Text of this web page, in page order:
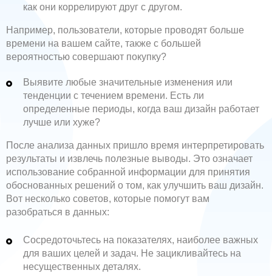
как они коррелируют друг с другом.
Например, пользователи, которые проводят больше
времени на вашем сайте, также с большей
вероятностью совершают покупку?
Выявите любые значительные изменения или
тенденции с течением времени. Есть ли
определенные периоды, когда ваш дизайн работает
лучше или хуже?
После анализа данных пришло время интерпретировать
результаты и извлечь полезные выводы. Это означает
использование собранной информации для принятия
обоснованных решений о том, как улучшить ваш дизайн.
Вот несколько советов, которые помогут вам
разобраться в данных:
Сосредоточьтесь на показателях, наиболее важных
для ваших целей и задач. Не зацикливайтесь на
несущественных деталях.